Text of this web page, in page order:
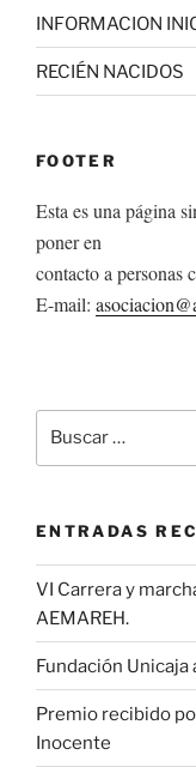
INFORMACION
RECIÉN NACIDOS
FOOTER
Esta es una página
poner en
contacto a personas
E-mail:
por:
ENTRADAS
VI Carrera y
AEMAREH.
Fundación
Premio recibido
Inocente